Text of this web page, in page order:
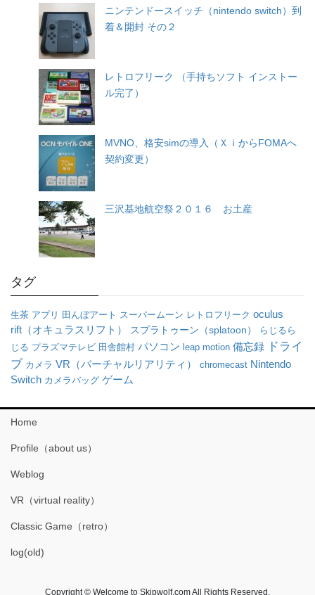
ニンテンドースイッチ（nintendo switch）到
着＆開封 その２
レトロフリーク （手持ちソフト インストー
ル完了）
MVNO、格安simの導入（ＸｉからFOMAへ
契約変更）
三沢基地航空祭２０１６ お土産
タグ
生茶 アプリ 田んぼアート スーパームーン レトロフリーク oculus
rift（オキュラスリフト）
スプラトゥーン（splatoon）
らじるら
じる プラズマテレビ 田舎館村 パソコン leap motion 備忘録
ドライ
ブ カメラ VR（バーチャルリアリティ） chromecast Nintendo
Switch カメラバッグ ゲーム
Home
Profile（about us）
Weblog
VR（virtual reality）
Classic Game（retro）
log(old)
Copyright © Welcome to Skipwolf.com All Rights Reserved.